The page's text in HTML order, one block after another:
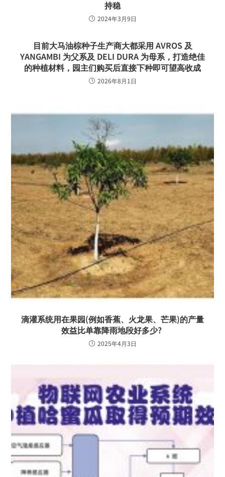
持稳
2024年3月9日
目前大马油棕种子生产商大都采用 AVROS 及
YANGAMBI 为父系及 DELI DURA 为母系，打造绝佳
的种植材料，园主们购买后直接下种即可望高收成
2026年8月1日
滴灌系统用在果园(例如香蕉、火龙果、芒果)的产量
效益比单靠降雨地段好多少?
2025年4月3日